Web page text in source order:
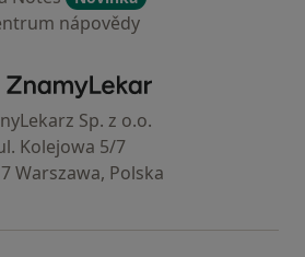
nápovědy
ZnamyLekar - Hlavní stránka
Sp. z o.o.
Kolejowa 5/7
Warszawa, Polska